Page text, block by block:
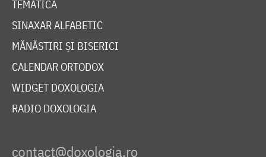
TEMATICĂ
SINAXAR ALFABETIC
MĂNĂSTIRI ȘI BISERICI
CALENDAR ORTODOX
WIDGET DOXOLOGIA
RADIO DOXOLOGIA